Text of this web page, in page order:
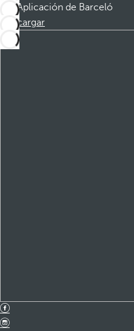
Aplicación de Barceló
Descargar